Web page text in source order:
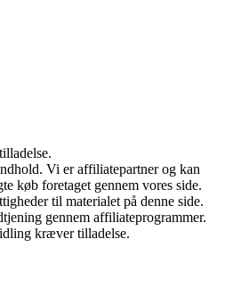
Vi er affiliatepartner og kan
køb foretaget gennem vores side.
til materialet på denne side.
gennem affiliateprogrammer.
kræver tilladelse.